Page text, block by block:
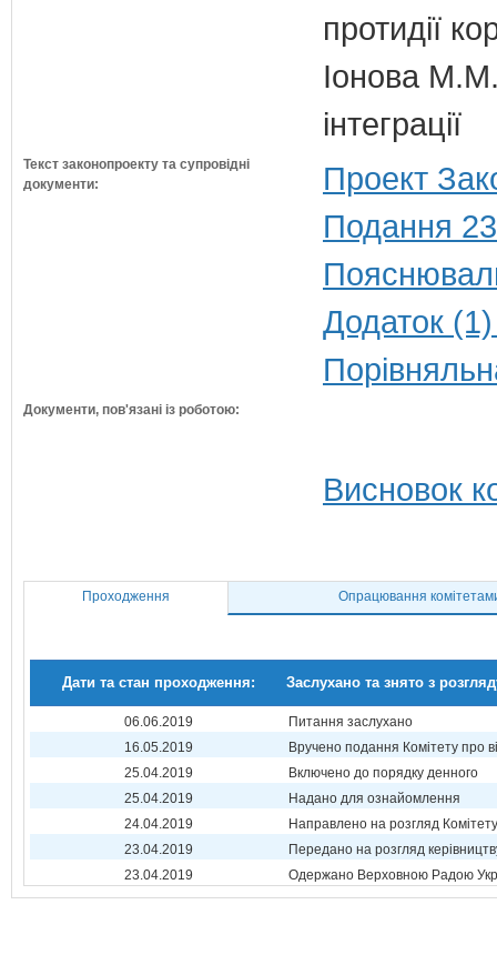
протидії
Іонова М.М.
інтеграції
Текст законопроекту та супровідні
документи:
Проект
Подання
Додаток
Документи, пов'язані із роботою:
Висновок
Проходження Опрацювання
Дати та стан проходження: Заслухано та знято з
06.06.2019
Питання заслухано
16.05.2019
Вручено подання Комітету про
25.04.2019
Включено до порядку денного
25.04.2019
Надано для ознайомлення
24.04.2019
Направлено на розгляд Комітету
23.04.2019
Передано на розгляд
23.04.2019
Одержано Верховною Радою